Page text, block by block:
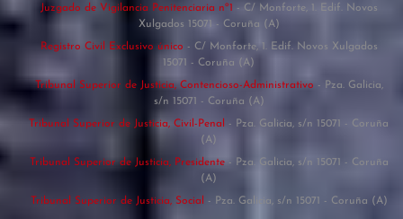
Juzgado de Vigilancia Penitenciaria nº1 - C/ Monforte, 1. Edif. Novos
Xulgados 15071 - Coruña (A)
Registro Civil Exclusivo único - C/ Monforte, 1. Edif. Novos Xulgados
15071 - Coruña (A)
Tribunal Superior de Justicia, Contencioso-Administrativo - Pza. Galicia,
s/n 15071 - Coruña (A)
Tribunal Superior de Justicia, Civil-Penal - Pza. Galicia, s/n 15071 - Coruña
(A)
Tribunal Superior de Justicia, Presidente - Pza. Galicia, s/n 15071 - Coruña
(A)
Tribunal Superior de Justicia, Social - Pza. Galicia, s/n 15071 - Coruña (A)